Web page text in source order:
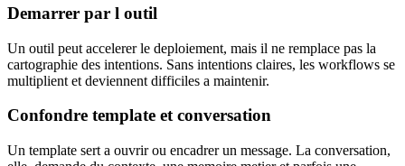
Demarrer par l outil
Un outil peut accelerer le deploiement, mais il ne remplace pas la
cartographie des intentions. Sans intentions claires, les workflows se
multiplient et deviennent difficiles a maintenir.
Confondre template et conversation
Un template sert a ouvrir ou encadrer un message. La conversation,